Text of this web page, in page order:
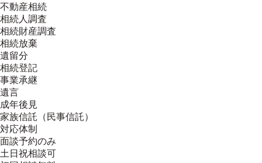
不動産相続
相続人調査
相続財産調査
相続放棄
遺留分
相続登記
事業承継
遺言
成年後見
家族信託（民事信託）
対応体制
面談予約のみ
土日祝相談可